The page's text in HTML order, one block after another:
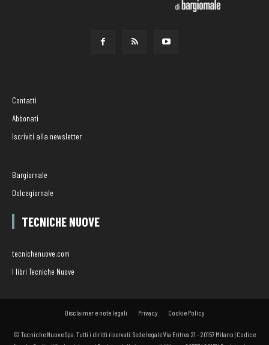
Contatti
Abbonati
Iscriviti alla newsletter
Bargiornale
Dolcegiornale
TECNICHE NUOVE
tecnichenuove.com
I libri Tecniche Nuove
Disclaimer e note legali Privacy Cookie Policy
© Tecniche Nuove Spa. Tutti i diritti riservati. Sede legale Via Eritrea 21 - 20157 Milano | Codice